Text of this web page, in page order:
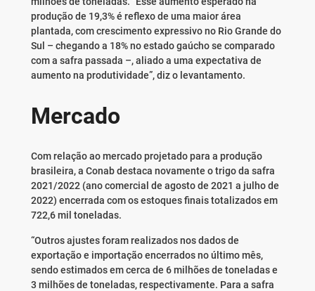
produção de 19,3% é reflexo de uma maior área
plantada, com crescimento expressivo no Rio Grande do
Sul – chegando a 18% no estado gaúcho se comparado
com a safra passada –, aliado a uma expectativa de
aumento na produtividade”, diz o levantamento.
Mercado
Com relação ao mercado projetado para a produção
brasileira, a Conab destaca novamente o trigo da safra
2021/2022 (ano comercial de agosto de 2021 a julho de
2022) encerrada com os estoques finais totalizados em
722,6 mil toneladas.
“Outros ajustes foram realizados nos dados de
exportação e importação encerrados no último mês,
sendo estimados em cerca de 6 milhões de toneladas e
3 milhões de toneladas, respectivamente. Para a safra